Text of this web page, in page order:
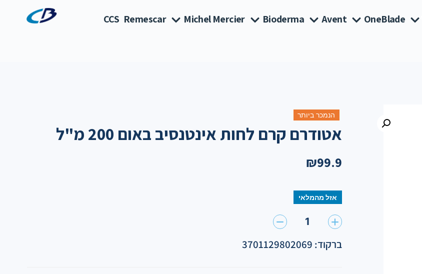
OneBlade
Avent
Bioderma
Michel Mercier
Remescar
CCS
הנמכר ביותר
אטודרם קרם לחות אינטנסיב באום 200 מ"ל
₪99.9
אזל מהמלאי
1
ברקוד: 3701129802069